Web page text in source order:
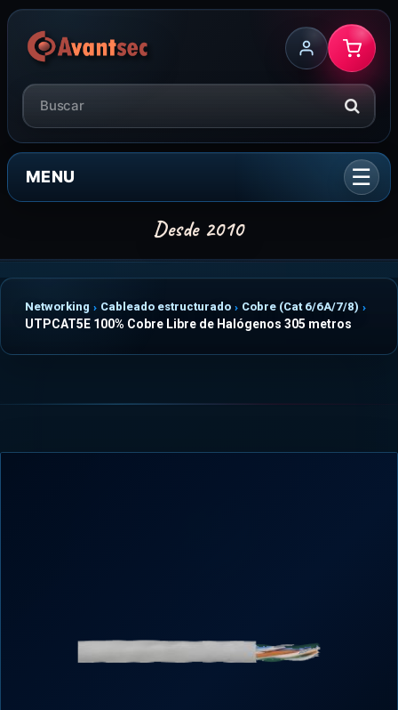
MENU
Networking Cableado estructurado Cobre (Cat 6/6A/7/8)
UTPCAT5E 100% Cobre Libre de Halógenos 305 metros